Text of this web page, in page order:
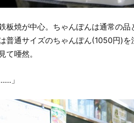
板焼が中心。ちゃんぽんは通常の
普通サイズのちゃんぽん(1050円)
て唖然。
」